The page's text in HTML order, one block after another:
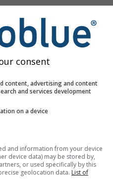
consent
content, advertising and content
and services development
on a device
and information from your device
device data) may be stored by,
or used specifically by this
geolocation data. List of